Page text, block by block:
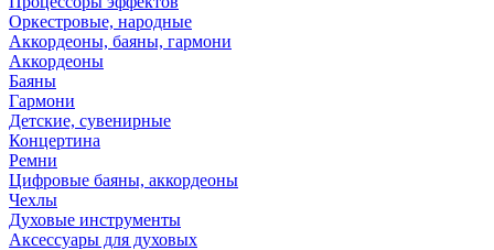
Оркестровые, народные
Аккордеоны, баяны, гармони
Аккордеоны
Баяны
Гармони
Детские, сувенирные
Концертина
Ремни
Цифровые баяны, аккордеоны
Чехлы
Духовые инструменты
Аксессуары для духовых